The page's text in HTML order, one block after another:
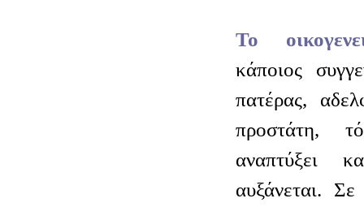
Το
κάποιος
πατέρας,
προστάτη,
αναπτύξει
αυξάνεται. Σε